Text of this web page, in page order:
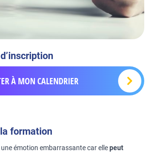
À MON CALENDRIER
formation
émotion embarrassante car ellepeut